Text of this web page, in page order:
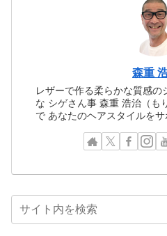
森重
レザーで作る柔らかな質感の
な シゲさん事 森重 浩治（も
で あなたのヘアスタイルを